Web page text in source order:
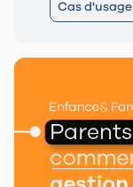
Cas d'usage